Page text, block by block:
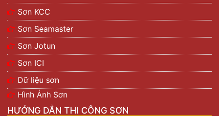
Sơn KCC
Sơn Seamaster
Sơn Jotun
Sơn ICI
Dữ liệu sơn
Hình Ảnh Sơn
HƯỚNG DẪN THI CÔNG SƠN